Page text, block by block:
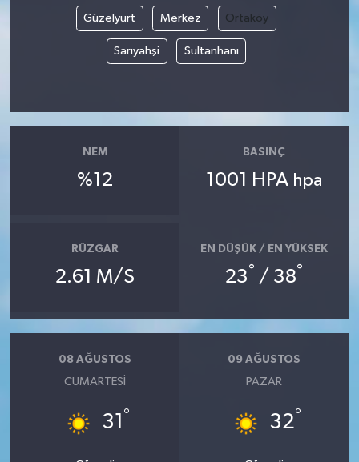
Güzelyurt Merkez Ortaköy
Sarıyahşi Sultanhanı
NEM
%12
BASINÇ
1001 HPA hpa
RÜZGAR
2.61 M/S
EN DÜŞÜK / EN YÜKSEK
23° / 38°
08 AĞUSTOS
CUMARTESI
31 °
09 AĞUSTOS
PAZAR
32°